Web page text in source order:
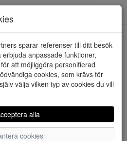
sparar referenser till ditt besök
anpassade funktioner,
att möjliggöra personifierad
cookies, som krävs för
välja vilken typ av cookies du vill
alla
cookies